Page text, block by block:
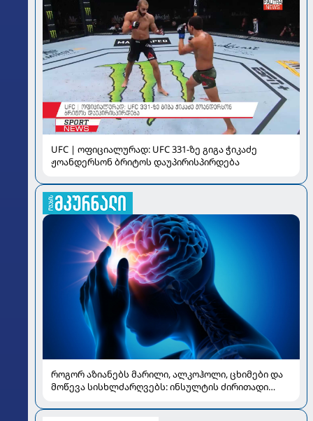
UFC | ოფიციალურად: UFC 331-ზე გიგა ჭიკაძე
ჟოანდერსონ ბრიტოს დაუპირისპირდება
როგორ აზიანებს მარილი, ალკოჰოლი, ცხიმები და
მოწევა სისხლძარღვებს: ინსულტის ძირითადი